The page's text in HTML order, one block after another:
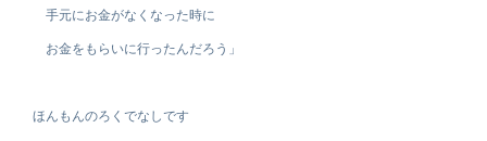
手元にお金がなくなった時に
お金をもらいに行ったんだろう」
ほんもんのろくでなしです